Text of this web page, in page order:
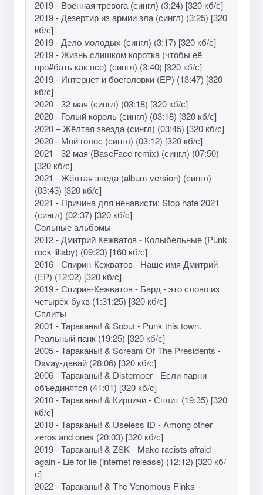
2019 - Военная тревога (сингл) (3:24) [320 кб/с]
2019 - Дезертир из армии зла (сингл) (3:25) [320
кб/с]
2019 - Дело молодых (сингл) (3:17) [320 кб/с]
2019 - Жизнь слишком коротка (чтобы её
про#бать как все) (сингл) (3:40) [320 кб/с]
2019 - Интернет и боеголовки (EP) (13:47) [320
кб/с]
2020 - 32 мая (сингл) (03:18) [320 кб/с]
2020 - Голый король (сингл) (03:18) [320 кб/с]
2020 – Жёлтая звезда (сингл) (03:45) [320 кб/с]
2020 - Мой голос (сингл) (03:12) [320 кб/с]
2021 - 32 мая (BaseFace remix) (сингл) (07:50)
[320 кб/с]
2021 - Жёлтая зведа (album version) (сингл)
(03:43) [320 кб/с]
2021 - Причина для ненависти: Stop hate 2021
(сингл) (02:37) [320 кб/с]
Сольные альбомы
2012 - Дмитрий Кежватов - Колыбельные (Punk
rock lillaby) (09:23) [160 кб/с]
2016 - Спирин-Кежватов - Наше имя Дмитрий
(EP) (12:02) [320 кб/с]
2019 - Спирин-Кежватов - Бард - это слово из
четырёх букв (1:31:25) [320 кб/с]
Сплиты
2001 - Тараканы! & Sobut - Punk this town.
Реальный панк (19:25) [320 кб/с]
2005 - Тараканы! & Scream Of The Presidents -
Davay-давай (28:06) [320 кб/с]
2006 - Тараканы! & Distemper - Если парни
объединятся (41:01) [320 кб/с]
2010 - Тараканы! & Кирпичи - Сплит (19:35) [320
кб/с]
2018 - Тараканы! & Useless ID - Among other
zeros and ones (20:03) [320 кб/с]
2019 - Тараканы! & ZSK - Make racists afraid
again - Lie for lie (internet release) (12:12) [320 кб/
с]
2022 - Тараканы! & The Venomous Pinks -